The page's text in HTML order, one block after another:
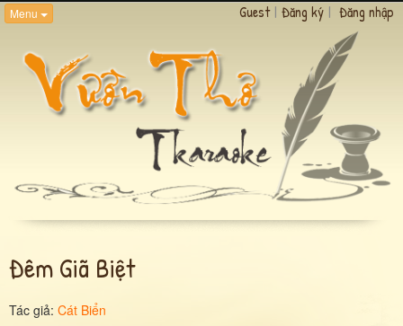
Menu Guest | Đăng ký | Đăng nhập
Đêm Giã Biệt
Tác giả: Cát Biển